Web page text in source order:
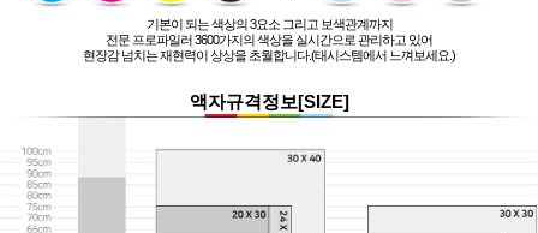
기본이 되는 색상의 3요소 그리고 보색관계까지
전문 프로파일러 3600가지의 색상을 실시간으로 관리하고 있어
현장감 넘치는 재현력이 상상을 초월합니다.(태시스템에서 느껴보세요.)
액자규격정보[SIZE]